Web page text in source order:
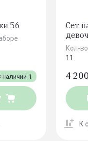
56
наличии 1
Сет
Кол-
11
4
К